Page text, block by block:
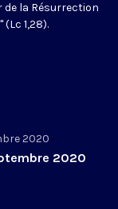
de la Résurrection
1,28).
2020
2020